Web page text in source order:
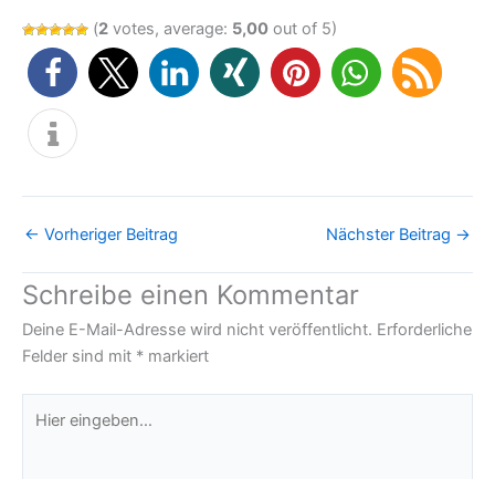
(2 votes, average: 5,00 out of 5)
← Vorheriger Beitrag Nächster Beitrag →
Schreibe einen Kommentar
Deine E-Mail-Adresse wird nicht veröffentlicht. Erforderliche
Felder sind mit * markiert
eingeben…